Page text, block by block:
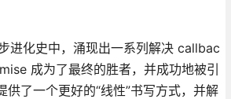
进化史中，涌现出一系列解决 callbac
成为了最终的胜者，并成功地被引
供了一个更好的“线性”书写方式，并解